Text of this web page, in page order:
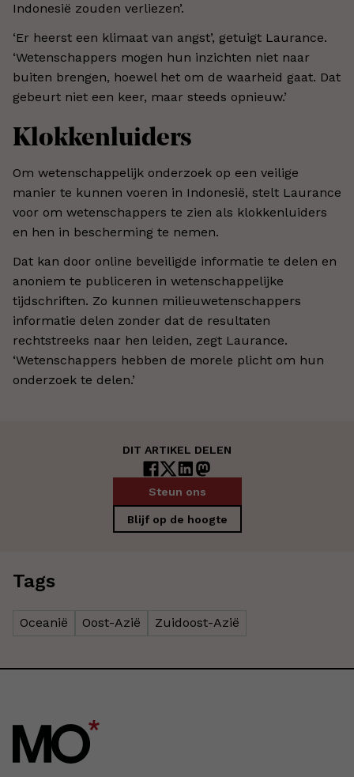
Indonesië zouden verliezen’.
‘Er heerst een klimaat van angst’, getuigt Laurance.
‘Wetenschappers mogen hun inzichten niet naar
buiten brengen, hoewel het om de waarheid gaat. Dat
gebeurt niet een keer, maar steeds opnieuw.’
Klokkenluiders
Om wetenschappelijk onderzoek op een veilige
manier te kunnen voeren in Indonesië, stelt Laurance
voor om wetenschappers te zien als klokkenluiders
en hen in bescherming te nemen.
Dat kan door online beveiligde informatie te delen en
anoniem te publiceren in wetenschappelijke
tijdschriften. Zo kunnen milieuwetenschappers
informatie delen zonder dat de resultaten
rechtstreeks naar hen leiden, zegt Laurance.
‘Wetenschappers hebben de morele plicht om hun
onderzoek te delen.’
DIT ARTIKEL DELEN
Steun ons
Blijf op de hoogte
Tags
Oceanië Oost-Azië Zuidoost-Azië